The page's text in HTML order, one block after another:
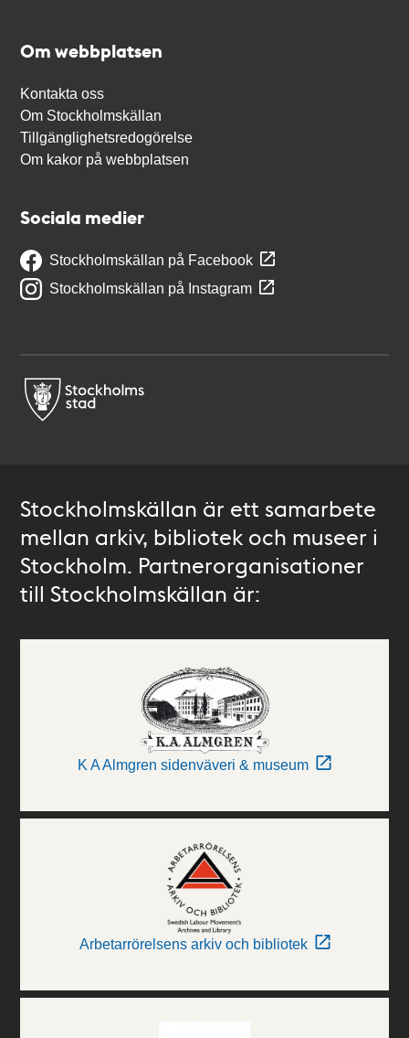
Om webbplatsen
Kontakta oss
Om Stockholmskällan
Tillgänglighetsredogörelse
Om kakor på webbplatsen
Sociala medier
Stockholmskällan på Facebook
Stockholmskällan på Instagram
Stockholmskällan är ett samarbete
mellan arkiv, bibliotek och museer i
Stockholm. Partnerorganisationer
till Stockholmskällan är:
K A Almgren sidenväveri & museum
Arbetarrörelsens arkiv och bibliotek